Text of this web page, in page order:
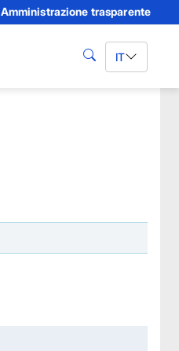
Amministrazione trasparente
cerca IT